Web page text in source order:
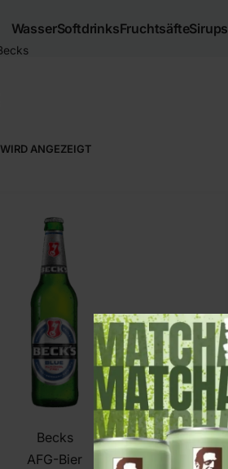
WasserSoftdrinksFruchtsäfteSirups
ANGEZEIGT
Becks
AFG-Bier